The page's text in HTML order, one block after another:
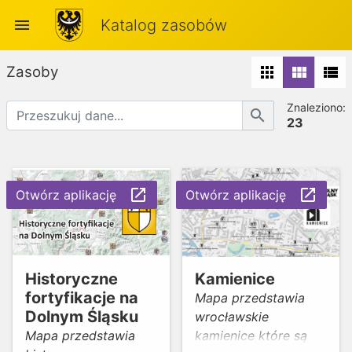
menu Katalog zasobów
Zasoby apps view_module view_list
search Znaleziono:
23
Historyczne
fortyfikacje na
Dolnym Śląsku
Mapa przedstawia
Otwórz aplikację launch
Kamienice
Mapa przedstawia
wrocławskie
kamienice które są
Otwórz aplikację launch